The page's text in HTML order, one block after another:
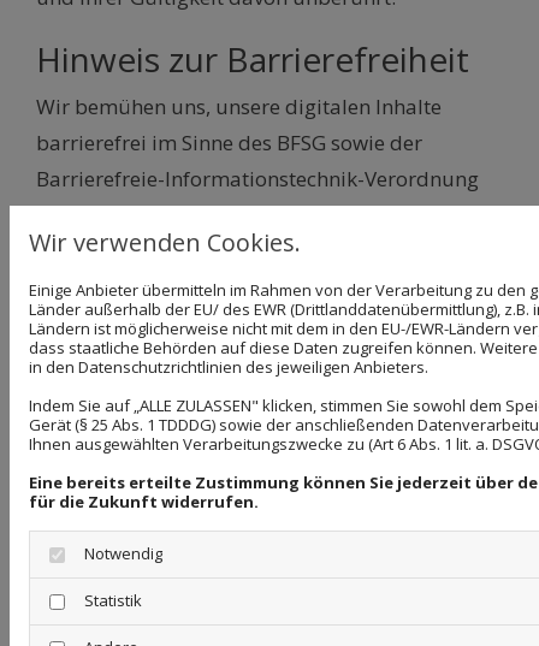
Hinweis zur Barrierefreiheit
Wir bemühen uns, unsere digitalen Inhalte
barrierefrei im Sinne des BFSG sowie der
Barrierefreie-Informationstechnik-Verordnung
(BITV) anzubieten. Sollten Sie dennoch auf
Barrieren stoßen, wenden Sie sich bitte an
ruf.vertrieb@t-online.de.
Bildnachweise
#138351094 / Africa Studio / stock.adobe.com
#169525882 / XtravaganT / stock.adobe.com
#302708938 / TRAVELARIUM /
stock.adobe.com
Wir verwenden Cookies.
Einige Anbieter übermitteln im Rahmen von der Verarbeitung zu den
Länder außerhalb der EU/ des EWR (Drittlanddatenübermittlung),
Ländern ist möglicherweise nicht mit dem in den EU-/EWR-Ländern
dass staatliche Behörden auf diese Daten zugreifen können.
in den Datenschutzrichtlinien des jeweiligen Anbieters.
Indem Sie auf „ALLE ZULASSEN" klicken, stimmen Sie sowohl dem
Gerät (§ 25 Abs. 1 TDDDG) sowie der anschließenden
Ihnen ausgewählten Verarbeitungszwecke zu (Art 6 Abs. 1 lit. a.
Eine bereits erteilte Zustimmung können Sie jederzeit über
für die Zukunft widerrufen.
Notwendig
Statistik